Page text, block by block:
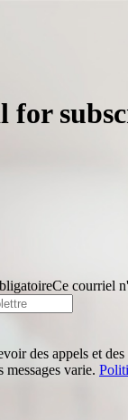
for
Ce courriel
des appels et
messages varie.